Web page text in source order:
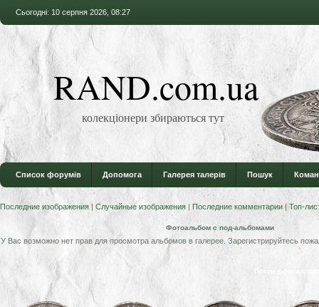
Сьогодні: 10 серпня 2026, 08:27
RAND.com.ua
колекціонери збираються тут
Список форумів Допомога Галерея талерів Пошук
Последние изображения | Случайные изображения | Последние комментарии|Топ-
Фотоальбом с под-альбомами
У Вас возможно нет прав для просмотра альбомов в галерее. Зарегистрируйтесь
Последние